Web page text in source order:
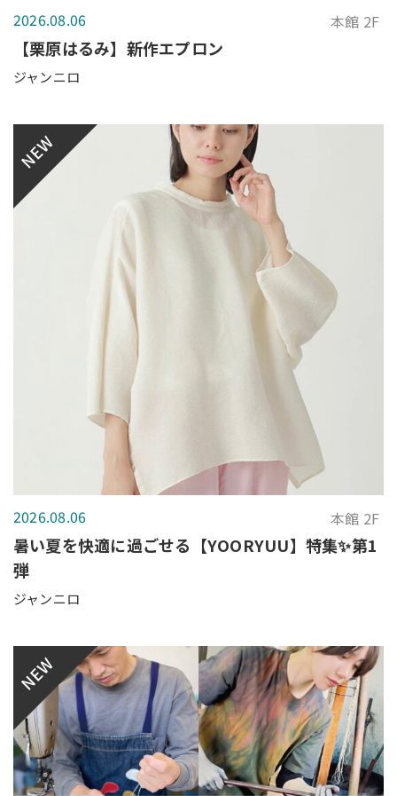
2026.08.06 本館 2F
【栗原はるみ】新作エプロン
ジャンニロ
NEW
2026.08.06 本館 2F
暑い夏を快適に過ごせる【YOORYUU】特集✨第1
弾
ジャンニロ
NEW